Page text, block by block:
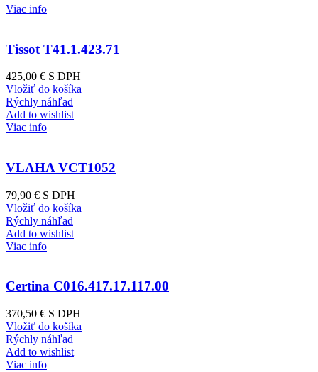
Viac info
Tissot T41.1.423.71
425,00 € S DPH
Vložiť do košíka
Rýchly náhľad
Add to wishlist
Viac info
VLAHA VCT1052
79,90 € S DPH
Vložiť do košíka
Rýchly náhľad
Add to wishlist
Viac info
Certina C016.417.17.117.00
370,50 € S DPH
Vložiť do košíka
Rýchly náhľad
Add to wishlist
Viac info